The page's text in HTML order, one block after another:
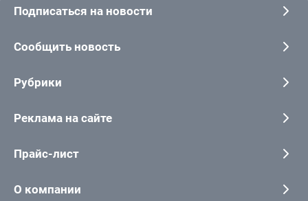
Подписаться на новости
Сообщить новость
Рубрики
Реклама на сайте
Прайс-лист
О компании